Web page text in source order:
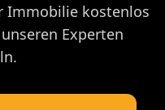
Immobilie kostenlos
Experten